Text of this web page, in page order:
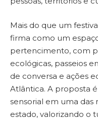
Mais do que um
firma como um
pertencimento, com
ecológicas, passeios
de conversa e ações
Atlântica. A proposta
sensorial em uma das
estado, valorizando o